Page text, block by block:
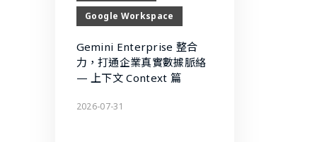
Google Workspace
Gemini Enterprise 整合
力，打通企業真實數據脈絡
— 上下文 Context 篇
2026-07-31